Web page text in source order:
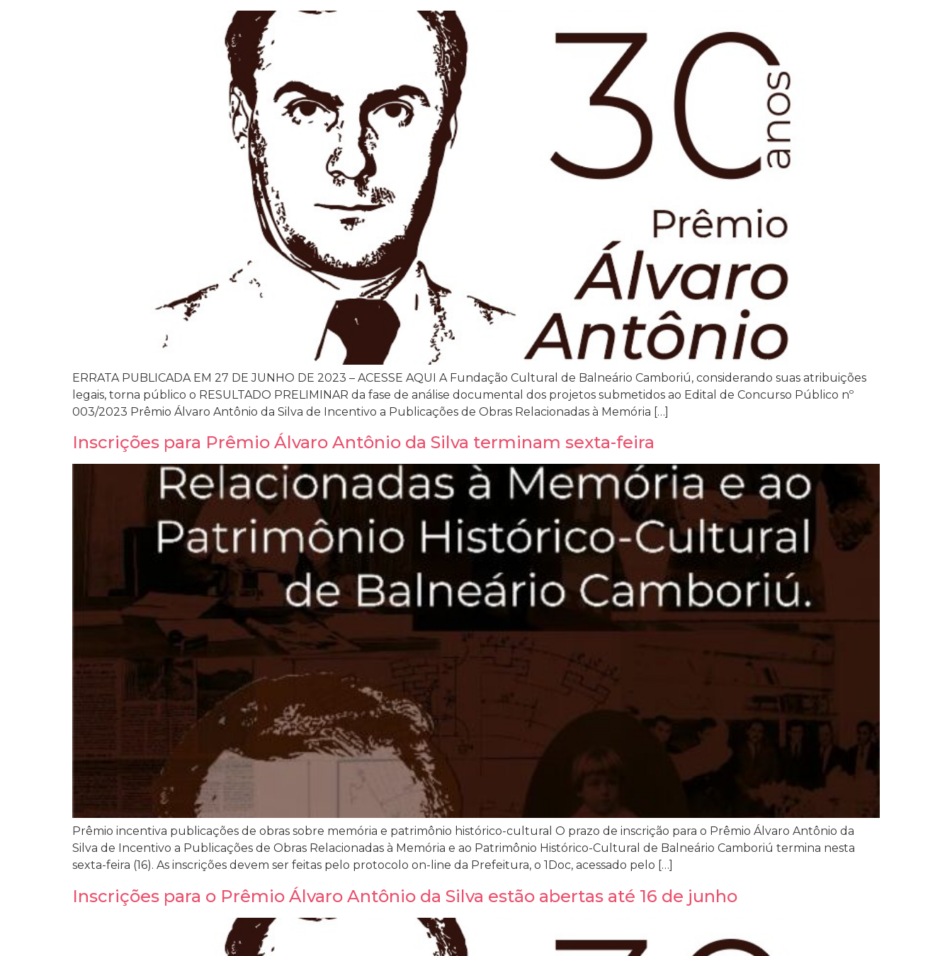
ERRATA PUBLICADA EM 27 DE JUNHO DE 2023 – ACESSE AQUI A Fundação Cultural de Balneário Camboriú, considerando suas atribuições
legais, torna público o RESULTADO PRELIMINAR da fase de análise documental dos projetos submetidos ao Edital de Concurso Público nº
003/2023 Prêmio Álvaro Antônio da Silva de Incentivo a Publicações de Obras Relacionadas à Memória […]
Inscrições para Prêmio Álvaro Antônio da Silva terminam sexta-feira
Prêmio incentiva publicações de obras sobre memória e patrimônio histórico-cultural O prazo de inscrição para o Prêmio Álvaro Antônio da
Silva de Incentivo a Publicações de Obras Relacionadas à Memória e ao Patrimônio Histórico-Cultural de Balneário Camboriú termina nesta
sexta-feira (16). As inscrições devem ser feitas pelo protocolo on-line da Prefeitura, o 1Doc, acessado pelo […]
Inscrições para o Prêmio Álvaro Antônio da Silva estão abertas até 16 de junho